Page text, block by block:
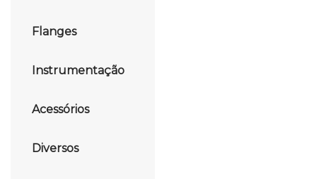
Flanges
Instrumentação
Acessórios
Diversos